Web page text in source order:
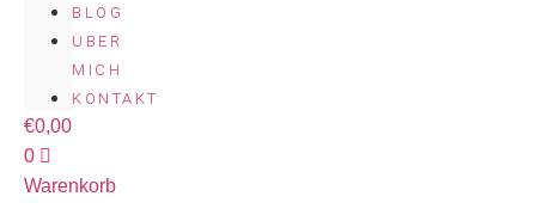
BLOG
ÜBER
MICH
KONTAKT
€0,00
0
Warenkorb